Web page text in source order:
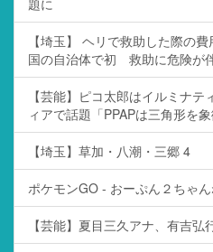
題に
【埼玉】 ヘリで救助した際
国の自治体で初 救助に危険が
【芸能】ピコ太郎はイルミナ
ィアで話題「PPAPは三角形を象
【埼玉】草加・八潮・三郷 4
ポケモンGO - おーぷん２ちゃん
【芸能】夏目三久アナ、有吉